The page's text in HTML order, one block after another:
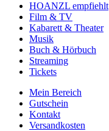
HOANZL empfiehlt
Film & TV
Kabarett & Theater
Musik
Buch & Hörbuch
Streaming
Tickets
Mein Bereich
Gutschein
Kontakt
Versandkosten